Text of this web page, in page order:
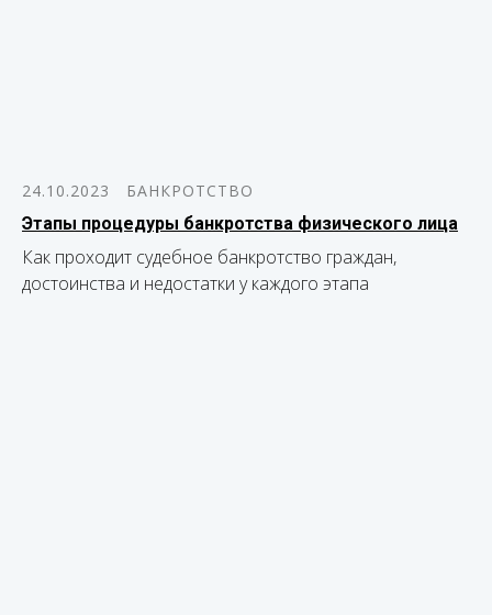
24.10.2023
БАНКРОТСТВО
Этапы процедуры банкротства физического лица
Как проходит судебное банкротство граждан,
достоинства и недостатки у каждого этапа